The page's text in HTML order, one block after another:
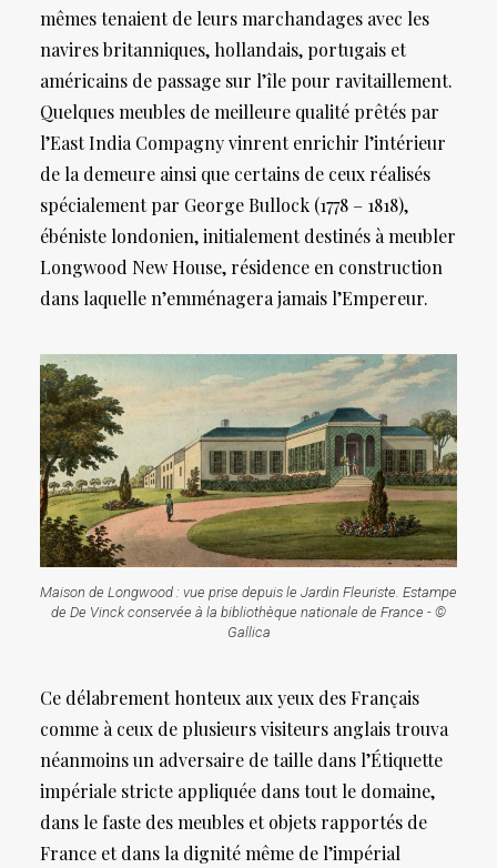
mêmes tenaient de leurs marchandages avec les
navires britanniques, hollandais, portugais et
américains de passage sur l’île pour ravitaillement.
Quelques meubles de meilleure qualité prêtés par
l’East India Compagny vinrent enrichir l’intérieur
de la demeure ainsi que certains de ceux réalisés
spécialement par George Bullock (1778 – 1818),
ébéniste londonien, initialement destinés à meubler
Longwood New House, résidence en construction
dans laquelle n’emménagera jamais l’Empereur.
Maison de Longwood : vue prise depuis le Jardin Fleuriste. Estampe
de De Vinck conservée à la bibliothèque nationale de France - ©
Gallica
Ce délabrement honteux aux yeux des Français
comme à ceux de plusieurs visiteurs anglais trouva
néanmoins un adversaire de taille dans l’Étiquette
impériale stricte appliquée dans tout le domaine,
dans le faste des meubles et objets rapportés de
France et dans la dignité même de l’impérial